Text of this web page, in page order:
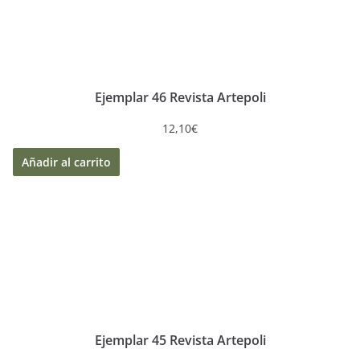
Ejemplar 46 Revista Artepoli
12,10€
Añadir al carrito
Ejemplar 45 Revista Artepoli